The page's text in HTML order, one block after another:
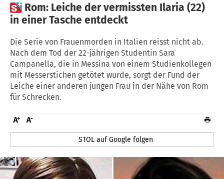
 Rom: Leiche der vermissten Ilaria (22)
in einer Tasche entdeckt
Die Serie von Frauenmorden in Italien reisst nicht ab.
Nach dem Tod der 22-jährigen Studentin Sara
Campanella, die in Messina von einem Studienkollegen
mit Messerstichen getötet wurde, sorgt der Fund der
Leiche einer anderen jungen Frau in der Nähe von Rom
für Schrecken.
STOL auf Google folgen